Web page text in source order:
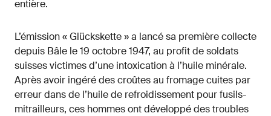
entière.
L’émission « Glückskette » a lancé sa première collecte
depuis Bâle le 19 octobre 1947, au profit de soldats
suisses victimes d’une intoxication à l’huile minérale.
Après avoir ingéré des croûtes au fromage cuites par
erreur dans de l’huile de refroidissement pour fusils-
mitrailleurs, ces hommes ont développé des troubles